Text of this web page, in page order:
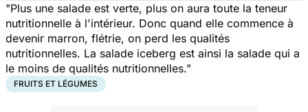
"Plus une salade est verte, plus on aura toute la teneur
nutritionnelle à l'intérieur. Donc quand elle commence à
devenir marron, flétrie, on perd les qualités
nutritionnelles. La salade iceberg est ainsi la salade qui a
le moins de qualités nutritionnelles."
FRUITS ET LÉGUMES